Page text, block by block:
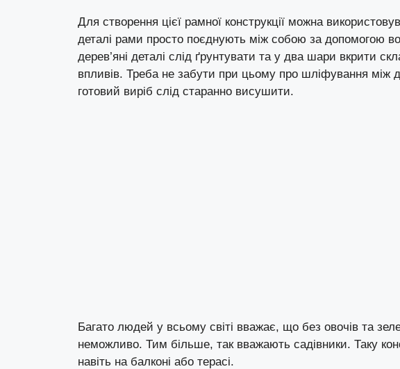
Для створення цієї рамної конструкції можна
деталі рами просто поєднують між собою за допомогою
дерев’яні деталі слід ґрунтувати та у два шари вкрити
впливів. Треба не забути при цьому про шліфування між
готовий виріб слід старанно висушити.
Багато людей у всьому світі вважає, що без овочів та
неможливо. Тим більше, так вважають садівники. Таку
навіть на балконі або терасі.